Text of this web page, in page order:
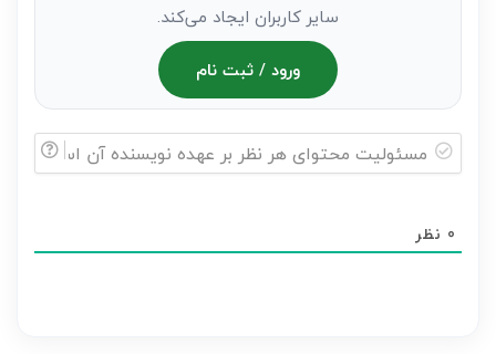
سایر کاربران ایجاد می‌کند.
ورود / ثبت نام
هر
0 نظر